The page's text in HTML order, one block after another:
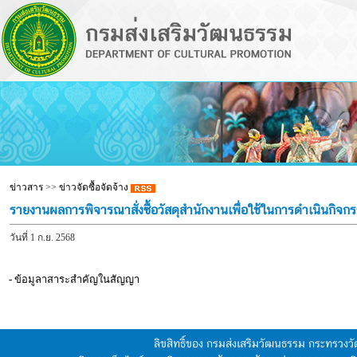
ข่าวสาร>> ข่าวจัดซื้อจัดจ้าง
รายงานผลการพิจารณาสั่งซื้อวัสดุสำนักงานเพื่อใช้ในการดำเนินกิจ
วันที่ 1 ก.ย. 2568
- ข้อมูลาสาระสำคัญในสัญญา
ลิขสิทธิ์ของ กรมส่งเสริมวัฒนธรรม กระทรว